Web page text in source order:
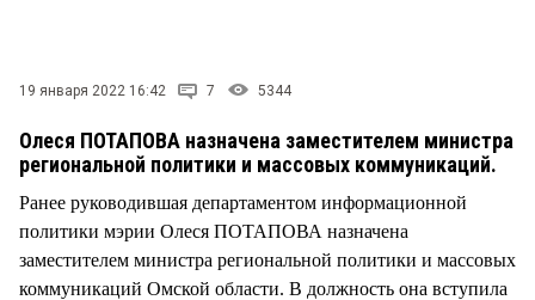
19 января 2022 16:42 7 5344
Олеся ПОТАПОВА назначена заместителем министра
региональной политики и массовых коммуникаций.
Ранее руководившая департаментом информационной
политики мэрии Олеся ПОТАПОВА назначена
заместителем министра региональной политики и массовых
коммуникаций Омской области. В должность она вступила